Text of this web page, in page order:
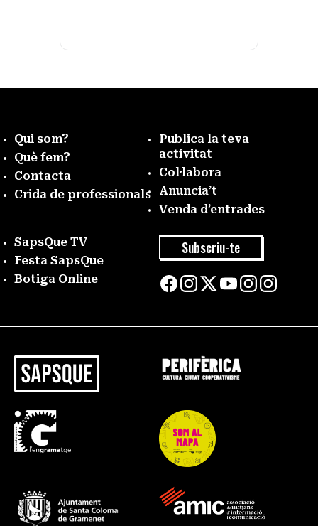
Qui som?
Què fem?
Contacta
Crida de professionals
Publica la teva
activitat
Col·labora
Anuncia’t
Venda d’entrades
SapsQue TV
Festa SapsQue
Botiga Online
Subscriu-te